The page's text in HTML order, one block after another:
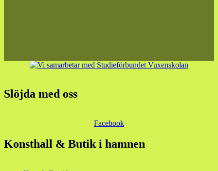
Slöjda med oss
Facebook
Konsthall & Butik i hamnen